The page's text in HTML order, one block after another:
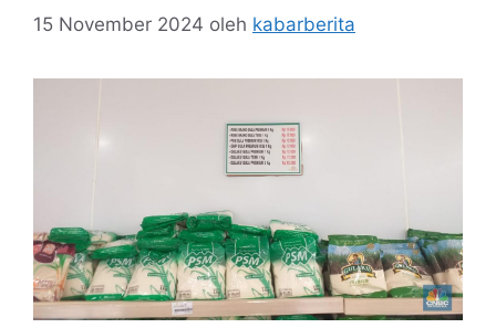
15 November 2024 oleh kabarberita